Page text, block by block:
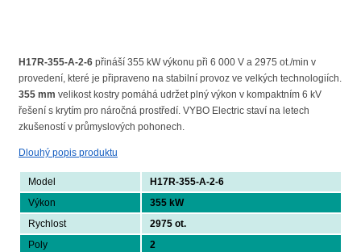
H17R-355-A-2-6 přináší 355 kW výkonu při 6 000 V a 2975 ot./min v
provedení, které je připraveno na stabilní provoz ve velkých technologiích.
355 mm velikost kostry pomáhá udržet plný výkon v kompaktním 6 kV
řešení s krytím pro náročná prostředí. VYBO Electric staví na letech
zkušeností v průmyslových pohonech.
Dlouhý popis produktu
Model
H17R-355-A-2-6
Výkon
355 kW
Rychlost
2975 ot.
Poly
2